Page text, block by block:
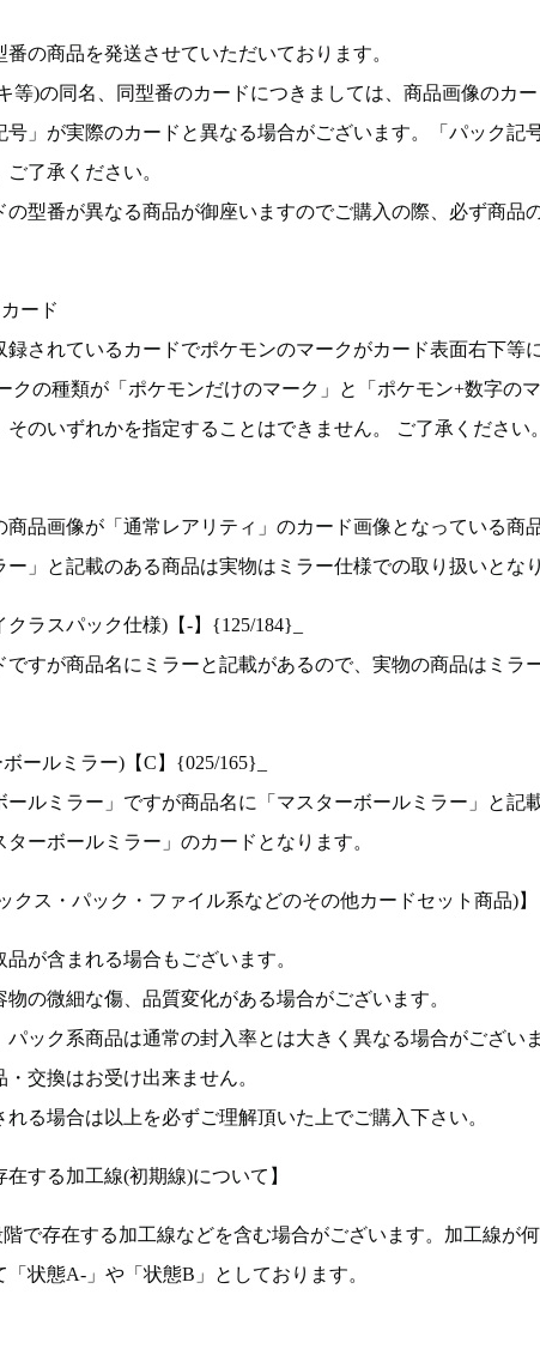
の商品を発送させていただいております。
等)の同名、同型番のカードにつきましては、商品画像のカ
」が実際のカードと異なる場合がございます。「パック記
了承ください。
の型番が異なる商品が御座いますのでご購入の際、必ず商品
ード
されているカードでポケモンのマークがカード表面右下等
クの種類が「ポケモンだけのマーク」と「ポケモン+数字のマ
のいずれかを指定することはできません。 ご了承ください
品画像が「通常レアリティ」のカード画像となっている商
」と記載のある商品は実物はミラー仕様での取り扱いとなり
ラスパック仕様)【-】{125/184}_
すが商品名にミラーと記載があるので、実物の商品はミラ
ールミラー)【C】{025/165}_
ルミラー」ですが商品名に「マスターボールミラー」と記
ーボールミラー」のカードとなります。
クス・パック・ファイル系などのその他カードセット商品)】
が含まれる場合もございます。
の微細な傷、品質変化がある場合がございます。
ック系商品は通常の封入率とは大きく異なる場合がございま
交換はお受け出来ません。
る場合は以上を必ずご理解頂いた上でご購入下さい。
在する加工線(初期線)について】
で存在する加工線などを含む場合がございます。加工線が何
状態A-」や「状態B」としております。